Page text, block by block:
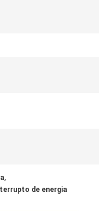
,
de energia